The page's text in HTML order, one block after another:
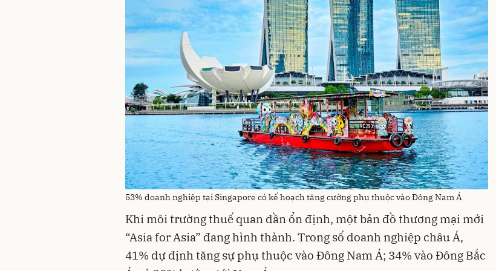
53% doanh nghiệp tại Singapore có kế hoạch tăng cường phụ thuộc vào Đông Nam Á
Khi môi trường thuế quan dần ổn định, một bản đồ thương mại mới
“Asia for Asia” đang hình thành. Trong số doanh nghiệp châu Á,
41% dự định tăng sự phụ thuộc vào Đông Nam Á; 34% vào Đông Bắc